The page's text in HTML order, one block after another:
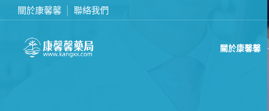
關於康馨馨 聯絡我們
關於康馨馨